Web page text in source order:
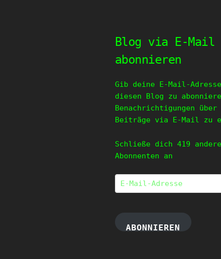
Blog via E-Mail
abonnieren
Gib deine E-Mail-
diesen Blog zu
Benachrichtigungen über
Beiträge via E-Mail zu
Schließe dich 419
Abonnenten an
E-
Mail-
ABONNIEREN